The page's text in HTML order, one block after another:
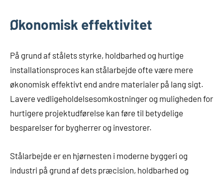
Økonomisk effektivitet
På grund af stålets styrke, holdbarhed og hurtige
installationsproces kan stålarbejde ofte være mere
økonomisk effektivt end andre materialer på lang sigt.
Lavere vedligeholdelsesomkostninger og muligheden for
hurtigere projektudførelse kan føre til betydelige
besparelser for bygherrer og investorer.
Stålarbejde er en hjørnesten i moderne byggeri og
industri på grund af dets præcision, holdbarhed og